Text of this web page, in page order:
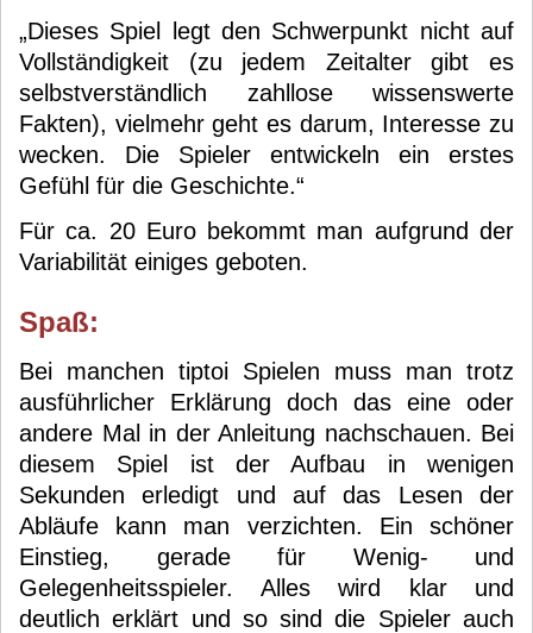
„Dieses Spiel legt den Schwerpunkt nicht auf
Vollständigkeit (zu jedem Zeitalter gibt es
selbstverständlich zahllose wissenswerte
Fakten), vielmehr geht es darum, Interesse zu
wecken. Die Spieler entwickeln ein erstes
Gefühl für die Geschichte.“
Für ca. 20 Euro bekommt man aufgrund der
Variabilität einiges geboten.
Spaß:
Bei manchen tiptoi Spielen muss man trotz
ausführlicher Erklärung doch das eine oder
andere Mal in der Anleitung nachschauen. Bei
diesem Spiel ist der Aufbau in wenigen
Sekunden erledigt und auf das Lesen der
Abläufe kann man verzichten. Ein schöner
Einstieg, gerade für Wenig- und
Gelegenheitsspieler. Alles wird klar und
deutlich erklärt und so sind die Spieler auch